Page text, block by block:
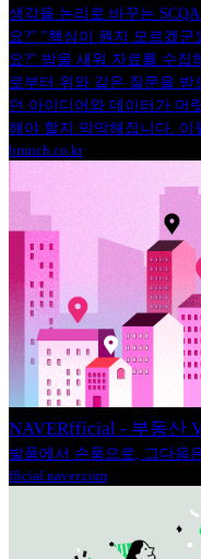
생각을 논리로 바꾸는
요?" "핵심이 뭔지 모르겠
요?" 밤을 새워 자료를 수집
로부터 위와 같은 질문을
던 아이디어와 데이터가 머
해야 할지 막막해집니다.
brunch.co.kr
NAVERfficial - 부동산
발품에서 손품으로, 그다음
fficial.naver.com